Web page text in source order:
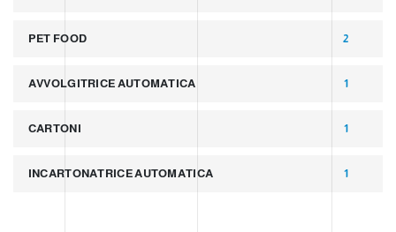
PET FOOD 2
AVVOLGITRICE AUTOMATICA 1
CARTONI 1
INCARTONATRICE AUTOMATICA 1